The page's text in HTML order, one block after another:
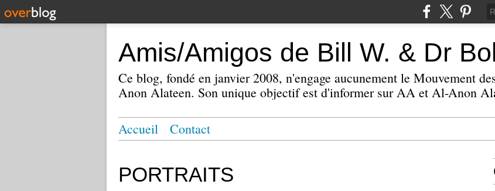
Amis/Amigos de Bill W. & Dr
Ce blog, fondé en janvier 2008, n'engage aucunement le Mouvement
Anon Alateen. Son unique objectif est d'informer sur AA et Al-Anon
Accueil Contact
PORTRAITS